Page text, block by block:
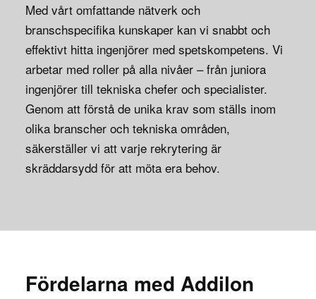
Med vårt omfattande nätverk och
branschspecifika kunskaper kan vi snabbt och
effektivt hitta ingenjörer med spetskompetens. Vi
arbetar med roller på alla nivåer – från juniora
ingenjörer till tekniska chefer och specialister.
Genom att förstå de unika krav som ställs inom
olika branscher och tekniska områden,
säkerställer vi att varje rekrytering är
skräddarsydd för att möta era behov.
Fördelarna med Addilon